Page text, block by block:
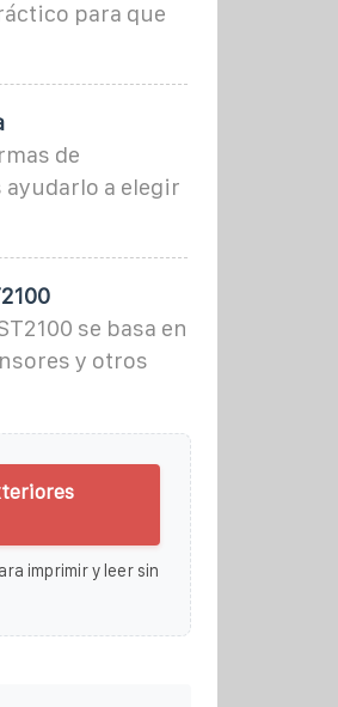
para que
de
a elegir
se basa en
y otros
imprimir y leer sin